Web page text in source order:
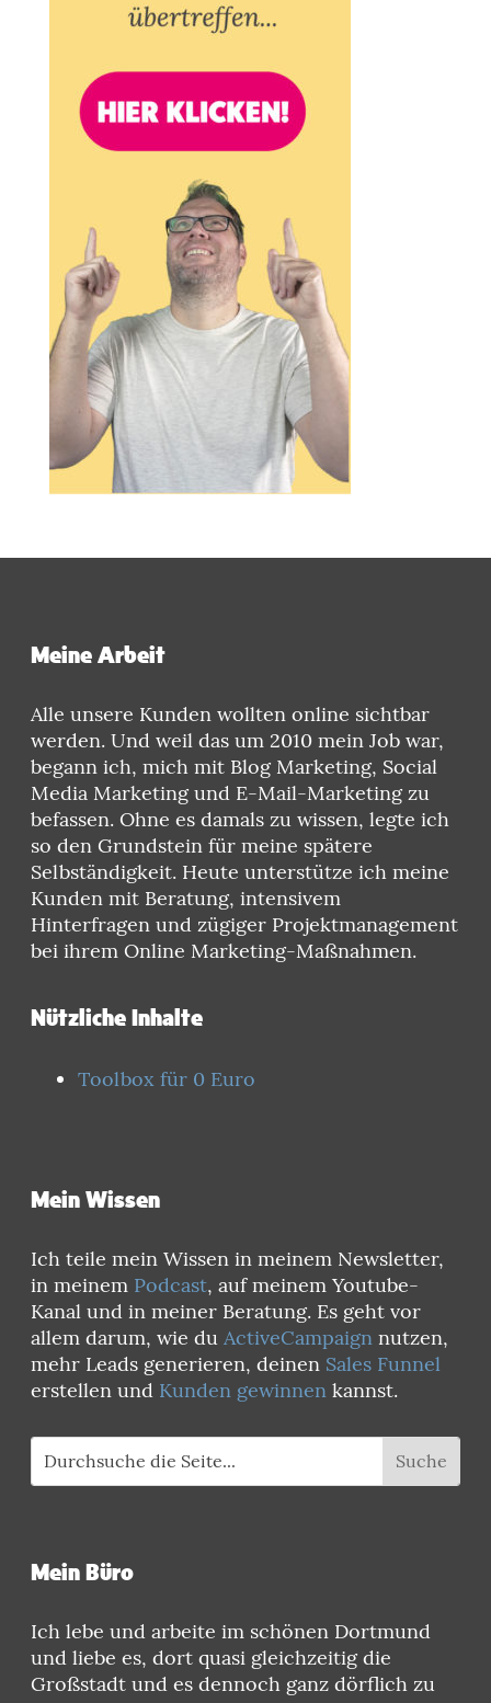
Meine Arbeit
Alle unsere Kunden wollten online sichtbar
werden. Und weil das um 2010 mein Job war,
begann ich, mich mit Blog Marketing, Social
Media Marketing und E-Mail-Marketing zu
befassen. Ohne es damals zu wissen, legte ich
so den Grundstein für meine spätere
Selbständigkeit. Heute unterstütze ich meine
Kunden mit Beratung, intensivem
Hinterfragen und zügiger Projektmanagement
bei ihrem Online Marketing-Maßnahmen.
Nützliche Inhalte
Toolbox für 0 Euro
Mein Wissen
Ich teile mein Wissen in meinem Newsletter,
in meinem Podcast, auf meinem Youtube-
Kanal und in meiner Beratung. Es geht vor
allem darum, wie du ActiveCampaign nutzen,
mehr Leads generieren, deinen Sales Funnel
erstellen und Kunden gewinnen kannst.
Mein Büro
Ich lebe und arbeite im schönen Dortmund
und liebe es, dort quasi gleichzeitig die
Großstadt und es dennoch ganz dörflich zu